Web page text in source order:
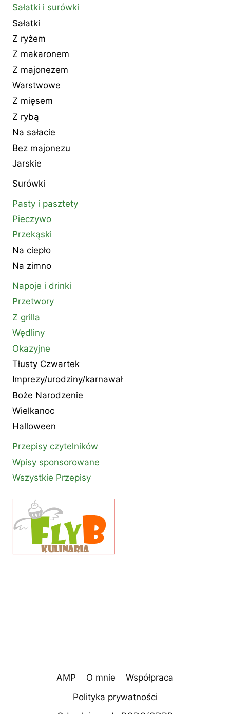
Sałatki i surówki
Sałatki
Z ryżem
Z makaronem
Z majonezem
Warstwowe
Z mięsem
Z rybą
Na sałacie
Bez majonezu
Jarskie
Surówki
Pasty i pasztety
Pieczywo
Przekąski
Na ciepło
Na zimno
Napoje i drinki
Przetwory
Z grilla
Wędliny
Okazyjne
Tłusty Czwartek
Imprezy/urodziny/karnawał
Boże Narodzenie
Wielkanoc
Halloween
Przepisy czytelników
Wpisy sponsorowane
Wszystkie Przepisy
AMP O mnie
Współpraca
Polityka prywatności